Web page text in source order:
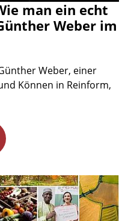
man ein echt
Weber im
Weber, einer
Können in Reinform,